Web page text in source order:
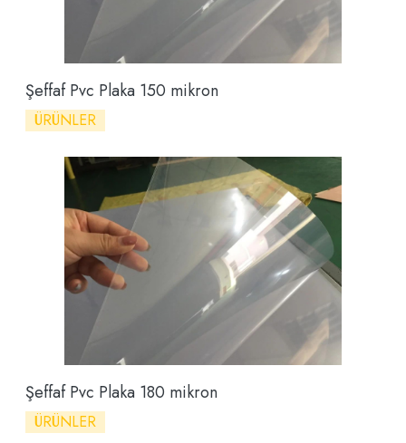
Şeffaf Pvc Plaka 150 mikron
ÜRÜNLER
Şeffaf Pvc Plaka 180 mikron
ÜRÜNLER